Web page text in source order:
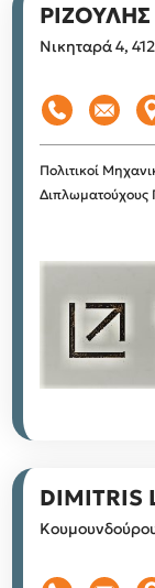
Νικηταρά 4,
Πολιτικοί
Διπλωματούχους
DIMITRIS